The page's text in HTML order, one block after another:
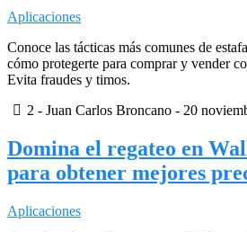
Aplicaciones
Conoce las tácticas más comunes de
cómo protegerte para comprar y vender
Evita fraudes y timos.
2 - Juan Carlos Broncano - 20
Domina el regateo en
para obtener mejores
Aplicaciones